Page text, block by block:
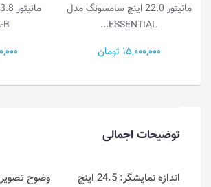
مانیتور 22.0 اینچ سامسونگ مدل
ESSENTIAL...
15,000,000 تومان
B
توضیحات اجمالی